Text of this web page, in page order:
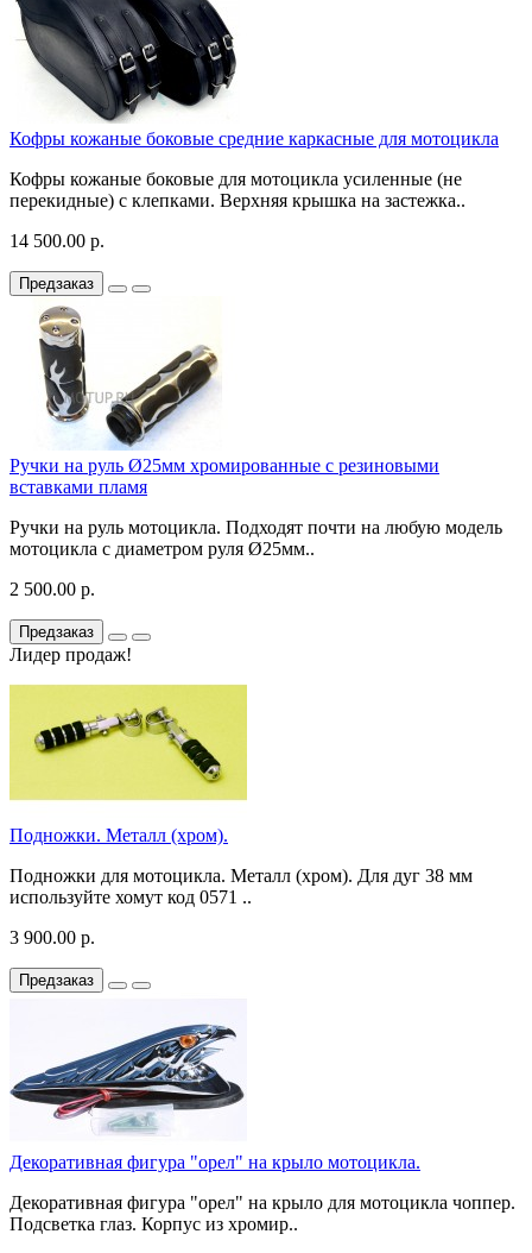
Кофры кожаные боковые средние каркасные для мотоцикла
Кофры кожаные боковые для мотоцикла усиленные (не
перекидные) с клепками. Верхняя крышка на застежка..
14 500.00 р.
Предзаказ
Ручки на руль Ø25мм хромированные с резиновыми
вставками пламя
Ручки на руль мотоцикла. Подходят почти на любую модель
мотоцикла с диаметром руля Ø25мм..
2 500.00 р.
Предзаказ
Лидер продаж!
Подножки. Металл (хром).
Подножки для мотоцикла. Металл (хром). Для дуг 38 мм
используйте хомут код 0571 ..
3 900.00 р.
Предзаказ
Декоративная фигура "орел" на крыло мотоцикла.
Декоративная фигура "орел" на крыло для мотоцикла чоппер.
Подсветка глаз. Корпус из хромир..